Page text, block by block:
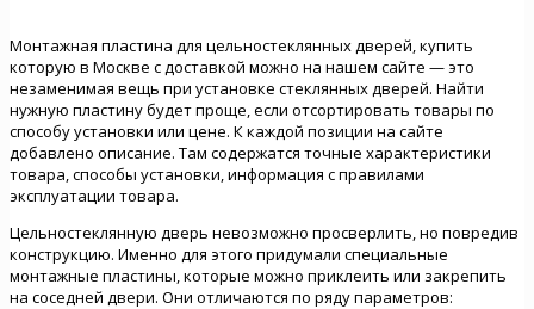
Монтажная пластина для цельностеклянных дверей, купить
которую в Москве с доставкой можно на нашем сайте — это
незаменимая вещь при установке стеклянных дверей. Найти
нужную пластину будет проще, если отсортировать товары по
способу установки или цене. К каждой позиции на сайте
добавлено описание. Там содержатся точные характеристики
товара, способы установки, информация с правилами
эксплуатации товара.
Цельностеклянную дверь невозможно просверлить, но повредив
конструкцию. Именно для этого придумали специальные
монтажные пластины, которые можно приклеить или закрепить
на соседней двери. Они отличаются по ряду параметров: